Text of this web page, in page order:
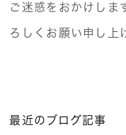
ご迷惑をおかけしま
ろしくお願い申し上
最近のブログ記事